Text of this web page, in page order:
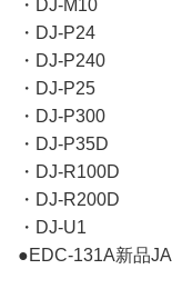
・DJ-M10
・DJ-P24
・DJ-P240
・DJ-P25
・DJ-P300
・DJ-P35D
・DJ-R100D
・DJ-R200D
・DJ-U1
●EDC-131A新品